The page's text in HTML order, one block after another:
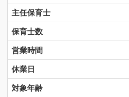
主任保育士
保育士数
営業時間
休業日
対象年齢